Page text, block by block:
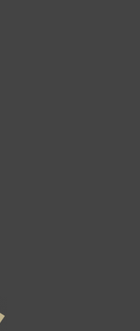
page
Instagram page
Canada's YouTube page